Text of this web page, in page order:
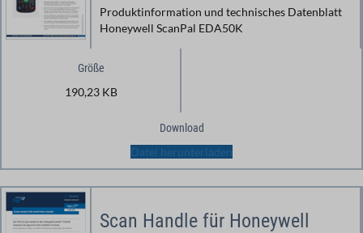
Produktinformation und technisches Datenblatt
Honeywell ScanPal EDA50K
Größe
190,23 KB
Download
Datei herunterladen
Scan Handle für Honeywell